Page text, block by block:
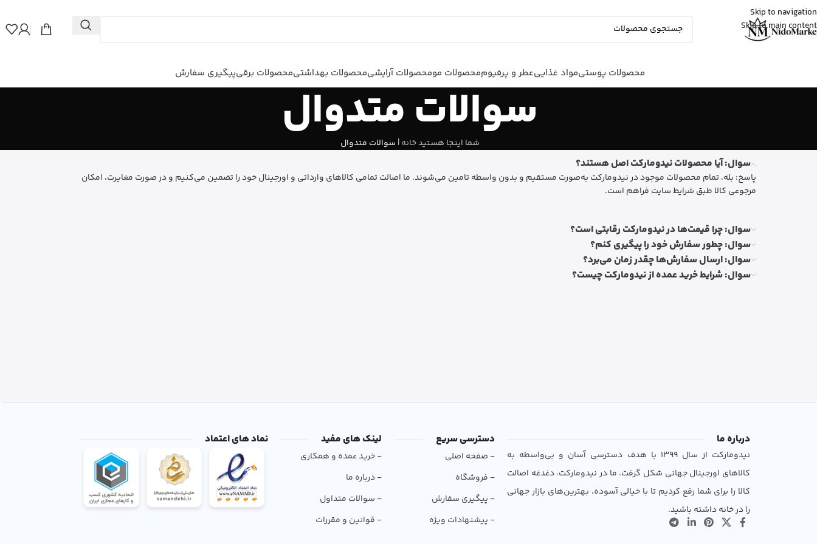
Skip to navigation
Skip to main content
محصولات پوستیمواد غذاییعطر و پرفیوممحصولات مومحصولات آرایشیمحصولات بهداشتیمحصولات برقیپیگیری سفارش
سوالات متدوال
شما اینجا هستیدخانه| سوالات متدوال
سوال: آیا محصولات نیدومارکت اصل هستند؟
پاسخ: بله، تمام محصولات موجود در نیدومارکت به‌صورت مستقیم و بدون واسطه تامین می‌شوند. ما اصالت تمامی کالاهای وارداتی و اورجینال خود را تضمین می‌کنیم و در صورت مغایرت، امکان
مرجوعی کالا طبق شرایط سایت فراهم است.
سوال: چرا قیمت‌ها در نیدومارکت رقابتی است؟
سوال: چطور سفارش خود را پیگیری کنم؟
سوال: ارسال سفارش‌ها چقدر زمان می‌برد؟
سوال: شرایط خرید عمده از نیدومارکت چیست؟
درباره ما
نیدومارکت از سال 1399 با هدف دسترسی آسان و بی‌واسطه به
کالاهای اورجینال جهانی شکل گرفت. ما در نیدومارکت، دغدغه اصالت
کالا را برای شما رفع کردیم تا با خیالی آسوده، بهترین‌های بازار جهانی
را در خانه داشته باشید.
دسترسی سریع
- صفحه اصلی
- فروشگاه
- پیگیری سفارش
- پیشنهادات ویژه
لینک های مفید
- خرید عمده و همکاری
- درباره ما
- سوالات متداول
- قوانین و مقررات
نماد های اعتماد
Fatemeh
ادو پرفیوم زنانه بورلی هیلز پولو کلاب رو